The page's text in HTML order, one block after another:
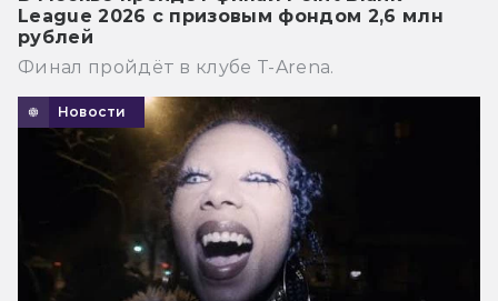
League 2026 с призовым фондом 2,6 млн
рублей
Финал пройдёт в клубе T-Arena.
Новости